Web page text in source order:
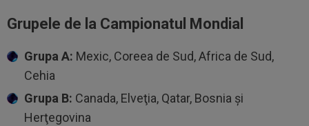
Grupele de la Campionatul Mondial
Grupa A: Mexic, Coreea de Sud, Africa de Sud,
Cehia
Grupa B: Canada, Elveţia, Qatar, Bosnia şi
Herţegovina